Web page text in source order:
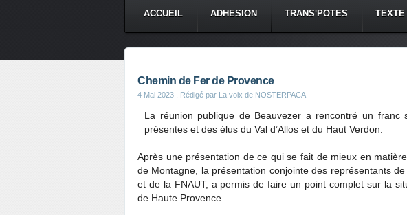
ACCUEIL ADHESION TRANS'POTES TEXTE
Chemin de Fer de Provence
4 Mai 2023 , Rédigé par La voix de NOSTERPACA
La réunion publique de Beauvezer a rencontré un franc
présentes et des élus du Val d’Allos et du Haut Verdon.
Après une présentation de ce qui se fait de mieux en
de Montagne, la présentation conjointe des représentants
et de la FNAUT, a permis de faire un point complet sur la
de Haute Provence.